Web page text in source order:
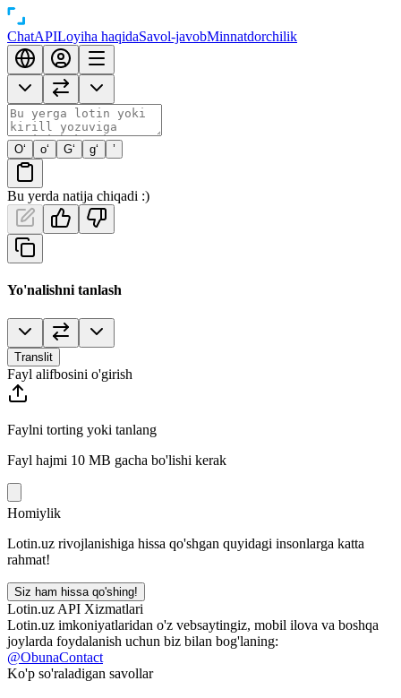
ChatAPILoyiha haqidaSavol-javobMinnatdorchilik
O‘ o‘ G‘ g‘ ’
Bu yerda natija chiqadi :)
Yo'nalishni tanlash
Translit
Fayl alifbosini o'girish
Faylni torting yoki tanlang
Fayl hajmi 10 MB gacha bo'lishi kerak
Homiylik
Lotin.uz rivojlanishiga hissa qo'shgan quyidagi insonlarga katta
rahmat!
Siz ham hissa qo'shing!
Lotin.uz API Xizmatlari
Lotin.uz imkoniyatlaridan o'z vebsaytingiz, mobil ilova va boshqa
joylarda foydalanish uchun biz bilan bog'laning:
@ObunaContact
Ko'p so'raladigan savollar